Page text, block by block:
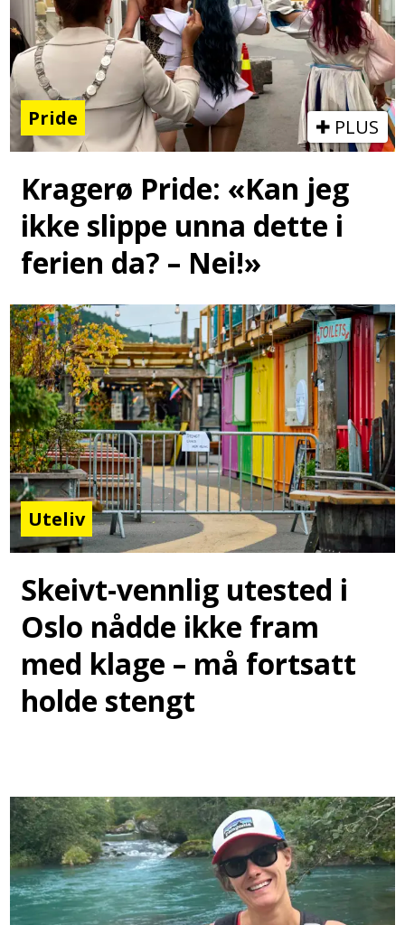
Pride PLUS
Kragerø Pride: «Kan jeg
ikke slippe unna dette i
ferien da? – Nei!»
Uteliv
Skeivt-vennlig utested i
Oslo nådde ikke fram
med klage – må fortsatt
holde stengt